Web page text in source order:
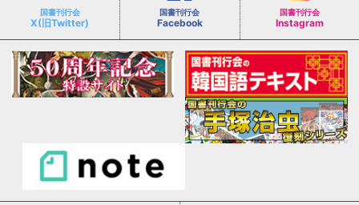
国書刊行会
X(旧Twitter)
国書刊行会
Facebook
国書刊行会
Instagram